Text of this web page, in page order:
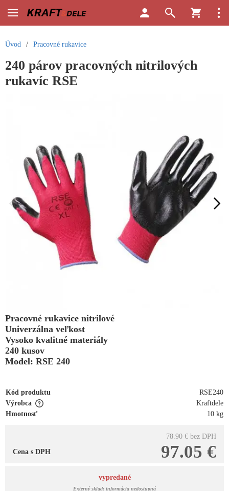
Úvod / Pracovné rukavice
240 párov pracovných nitrilových
rukavíc RSE
Pracovné rukavice nitrilové
Univerzálna veľkost
Vysoko kvalitné materiály
240 kusov
Model: RSE 240
Kód produktu
RSE240
Výrobca
Kraftdele
Hmotnosť
10 kg
78.90 € bez DPH
97.05 €
Cena s DPH
vypredané
Externý sklad: informácia nedostupná